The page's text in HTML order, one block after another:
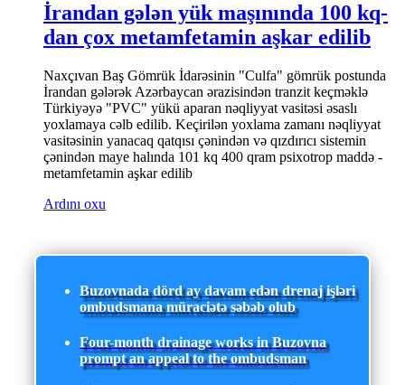
İrandan gələn yük maşınında 100 kq-
dan çox metamfetamin aşkar edilib
Naxçıvan Baş Gömrük İdarəsinin "Culfa" gömrük postunda
İrandan gələrək Azərbaycan ərazisindən tranzit keçməklə
Türkiyəyə "PVC" yükü aparan nəqliyyat vasitəsi əsaslı
yoxlamaya cəlb edilib. Keçirilən yoxlama zamanı nəqliyyat
vasitəsinin yanacaq qatqısı çənindən və qızdırıcı sistemin
çənindən maye halında 101 kq 400 qram psixotrop maddə -
metamfetamin aşkar edilib
Ardını oxu
Buzovnada dörd ay davam edən drenaj işləri
ombudsmana müraciətə səbəb olub
Four-month drainage works in Buzovna
prompt an appeal to the ombudsman